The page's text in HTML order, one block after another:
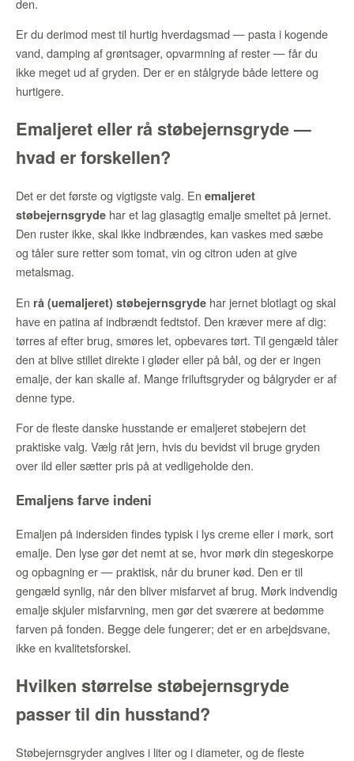
Er du derimod mest til hurtig hverdagsmad — pasta i kogende
vand, damping af grøntsager, opvarmning af rester — får du
ikke meget ud af gryden. Der er en stålgryde både lettere og
hurtigere.
Emaljeret eller rå støbejernsgryde —
hvad er forskellen?
Det er det første og vigtigste valg. En emaljeret
støbejernsgryde har et lag glasagtig emalje smeltet på jernet.
Den ruster ikke, skal ikke indbrændes, kan vaskes med sæbe
og tåler sure retter som tomat, vin og citron uden at give
metalsmag.
En rå (uemaljeret) støbejernsgryde har jernet blotlagt og skal
have en patina af indbrændt fedtstof. Den kræver mere af dig:
tørres af efter brug, smøres let, opbevares tørt. Til gengæld tåler
den at blive stillet direkte i gløder eller på bål, og der er ingen
emalje, der kan skalle af. Mange friluftsgryder og bålgryder er af
denne type.
For de fleste danske husstande er emaljeret støbejern det
praktiske valg. Vælg råt jern, hvis du bevidst vil bruge gryden
over ild eller sætter pris på at vedligeholde den.
Emaljens farve indeni
Emaljen på indersiden findes typisk i lys creme eller i mørk, sort
emalje. Den lyse gør det nemt at se, hvor mørk din stegeskorpe
og opbagning er — praktisk, når du bruner kød. Den er til
gengæld synlig, når den bliver misfarvet af brug. Mørk indvendig
emalje skjuler misfarvning, men gør det sværere at bedømme
farven på fonden. Begge dele fungerer; det er en arbejdsvane,
ikke en kvalitetsforskel.
Hvilken størrelse støbejernsgryde
passer til din husstand?
Støbejernsgryder angives i liter og i diameter, og de fleste